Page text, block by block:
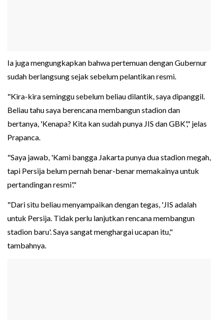
Ia juga mengungkapkan bahwa pertemuan dengan Gubernur
sudah berlangsung sejak sebelum pelantikan resmi.
"Kira-kira seminggu sebelum beliau dilantik, saya dipanggil.
Beliau tahu saya berencana membangun stadion dan
bertanya, 'Kenapa? Kita kan sudah punya JIS dan GBK'," jelas
Prapanca.
"Saya jawab, 'Kami bangga Jakarta punya dua stadion megah,
tapi Persija belum pernah benar-benar memakainya untuk
pertandingan resmi'."
"Dari situ beliau menyampaikan dengan tegas, 'JIS adalah
untuk Persija. Tidak perlu lanjutkan rencana membangun
stadion baru'. Saya sangat menghargai ucapan itu,"
tambahnya.